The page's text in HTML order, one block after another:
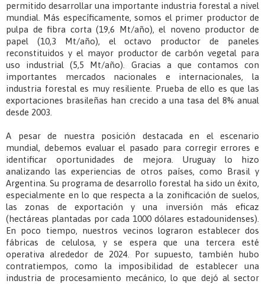
permitido desarrollar una importante industria forestal a nivel
mundial. Más específicamente, somos el primer productor de
pulpa de fibra corta (19,6 Mt/año), el noveno productor de
papel (10,3 Mt/año), el octavo productor de paneles
reconstituidos y el mayor productor de carbón vegetal para
uso industrial (5,5 Mt/año). Gracias a que contamos con
importantes mercados nacionales e internacionales, la
industria forestal es muy resiliente. Prueba de ello es que las
exportaciones brasileñas han crecido a una tasa del 8% anual
desde 2003.
A pesar de nuestra posición destacada en el escenario
mundial, debemos evaluar el pasado para corregir errores e
identificar oportunidades de mejora. Uruguay lo hizo
analizando las experiencias de otros países, como Brasil y
Argentina. Su programa de desarrollo forestal ha sido un éxito,
especialmente en lo que respecta a la zonificación de suelos,
las zonas de exportación y una inversión más eficaz
(hectáreas plantadas por cada 1000 dólares estadounidenses).
En poco tiempo, nuestros vecinos lograron establecer dos
fábricas de celulosa, y se espera que una tercera esté
operativa alrededor de 2024. Por supuesto, también hubo
contratiempos, como la imposibilidad de establecer una
industria de procesamiento mecánico, lo que dejó al sector